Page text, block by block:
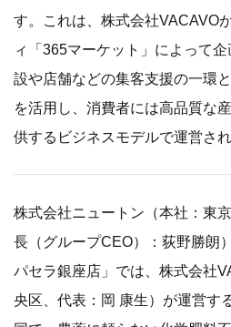
す。これは、株式会社VACAVO
ィ「365マーケット」によって
設や店舗などの集客支援の一環
を活用し、消費者には高品質な
供するビジネスモデルで運営され
株式会社ニュートン（本社：東
長（グループCEO）：荻野勝朗
パセラ銀座店」では、株式会社
央区、代表：岡 康生）が運営す